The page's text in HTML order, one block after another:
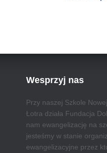
Wesprzyj nas
Przy naszej Szkole
Łotra działa Fundacja
nam ewangelizację na
jesteśmy w stanie
ewangelizacyjne przez